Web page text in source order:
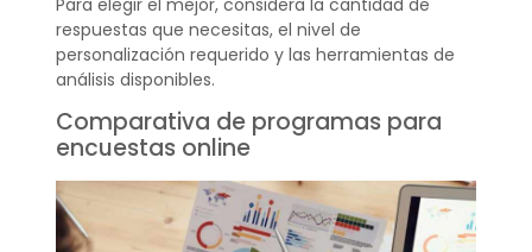
respuestas que necesitas, el nivel de
personalización requerido y las herramientas de
análisis disponibles.
Comparativa de programas para
encuestas online